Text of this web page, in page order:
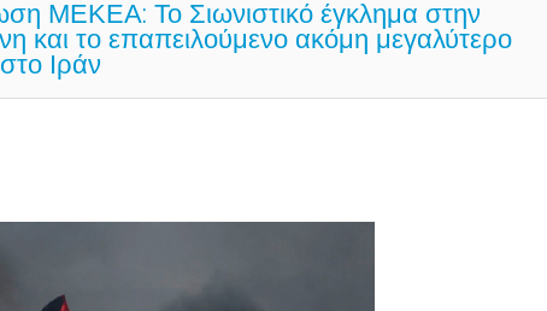
ΜΕΚΕΑ: Το Σιωνιστικό έγκλημα στην
και το επαπειλούμενο ακόμη μεγαλύτερο
Ιράν